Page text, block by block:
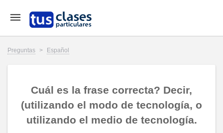
Preguntas > Español
Cuál es la frase correcta? Decir,
(utilizando el modo de tecnología, o
utilizando el medio de tecnología.